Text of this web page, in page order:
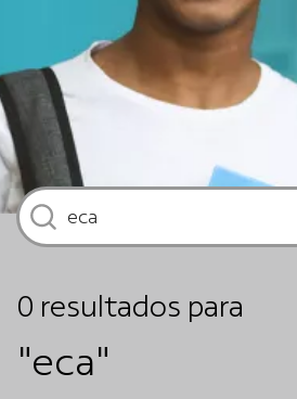
0 resultados para
"eca"